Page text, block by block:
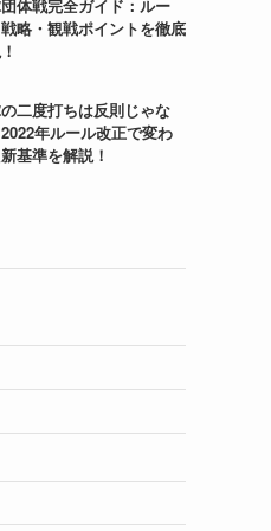
体戦完全ガイド：ルー
略・観戦ポイントを徹底
二度打ちは反則じゃな
年ルール改正で変わ
基準を解説！